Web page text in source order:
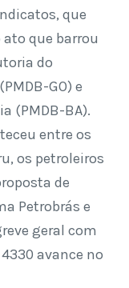
que
que barrou
do
GO) e
(PMDB-BA).
entre os
os petroleiros
de
Petrobrás e
geral com
avance no